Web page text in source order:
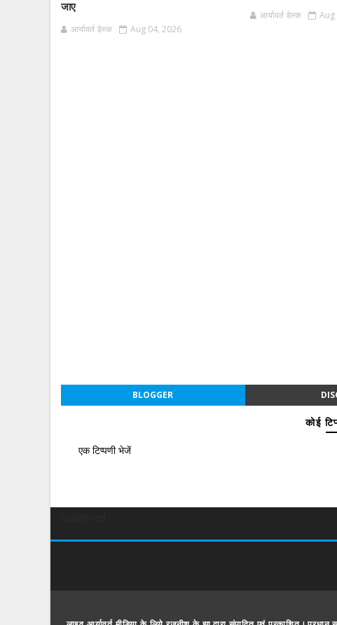
जाए
आर्यावर्त डेस्क Aug 04, 2026
आर्यावर्त डेस्क
BLOGGER
कोई
एक टिप्पणी भेजें